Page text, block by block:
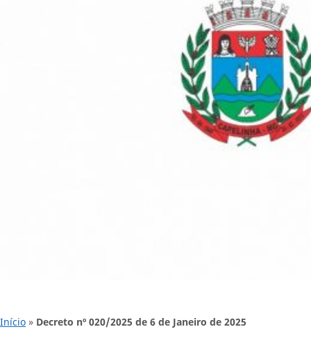
Início » Decreto nº 020/2025 de 6 de Janeiro de 2025